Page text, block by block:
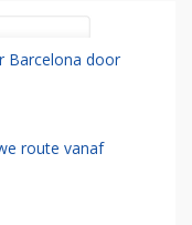
Barcelona door
route vanaf